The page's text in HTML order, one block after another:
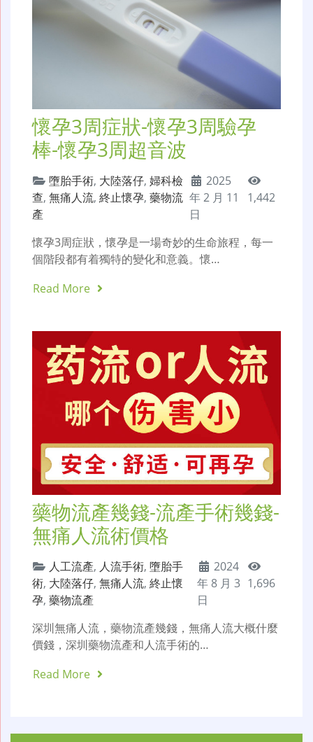
懷孕3周症狀-懷孕3周驗孕
棒-懷孕3周超音波
墮胎手術, 大陸落仔, 婦科檢
查, 無痛人流, 終止懷孕, 藥物流
產
2025
年 2 月 11
日
1,442
懷孕3周症狀，懷孕是一場奇妙的生命旅程，每一
個階段都有着獨特的變化和意義。懷…
Read More
藥物流產幾錢-流產手術幾錢-
無痛人流術價格
人工流產, 人流手術, 墮胎手
術, 大陸落仔, 無痛人流, 終止懷
孕, 藥物流產
2024
年 8 月 3
日
1,696
深圳無痛人流，藥物流產幾錢，無痛人流大概什麼
價錢，深圳藥物流產和人流手術的…
Read More